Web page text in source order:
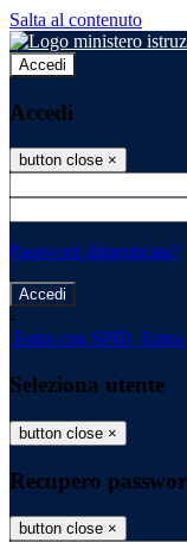
Salta al contenuto
Accedi
Accedi
button close ×
Password dimenticata?
-
Entra con SPID Entra
Seleziona utente
button close ×
Recupero
button close ×